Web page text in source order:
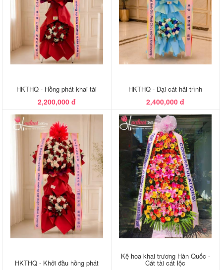
HKTHQ - Hồng phát khai tài
2,200,000 đ
HKTHQ - Đại cát hải trình
2,400,000 đ
HKTHQ - Khởi đầu hồng phát
Kệ hoa khai trương Hàn Quốc -
Cát tài cát lộc